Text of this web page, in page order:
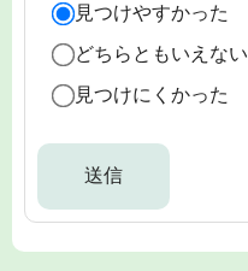
見つけやすかった
どちらともいえない
見つけにくかった